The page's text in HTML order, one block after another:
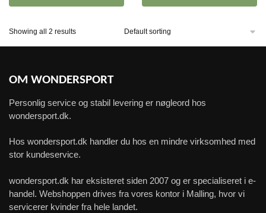
Showing all 2 results
OM WONDERSPORT
Personlig service og stabil levering er nøgleord hos
wondersport.dk.
Hos wondersport.dk handler du hos en mindre virksomhed med
stor kundeservice.
wondersport.dk har eksisteret siden 2007 og er specialiseret i e-
handel. Webshoppen drives fra vores kontor i Malling, hvor vi
servicerer kvinder fra hele landet.